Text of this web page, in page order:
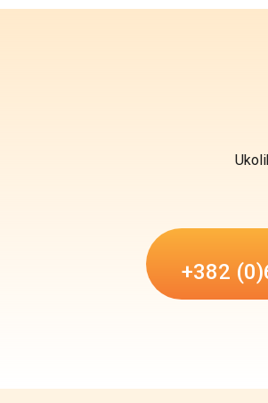
+382